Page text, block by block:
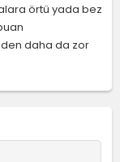
örtü yada bez
daha da zor